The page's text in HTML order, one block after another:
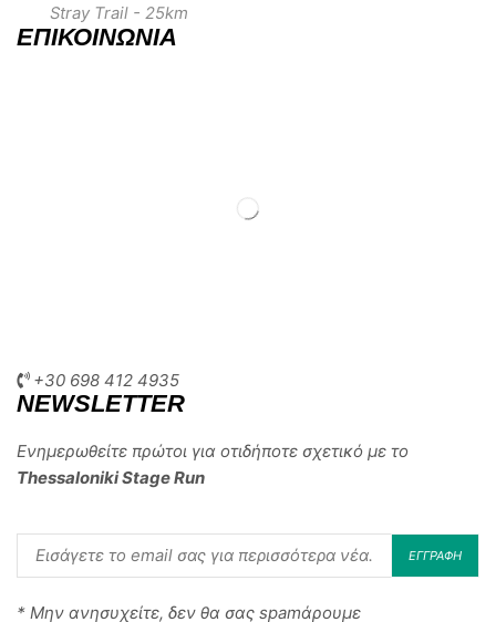
Stray Trail - 25km
ΕΠΙΚΟΙΝΩΝΊΑ
+30 698 412 4935
NEWSLETTER
Ενημερωθείτε πρώτοι για οτιδήποτε σχετικό με το
Thessaloniki Stage Run
* Μην ανησυχείτε, δεν θα σας spamάρουμε